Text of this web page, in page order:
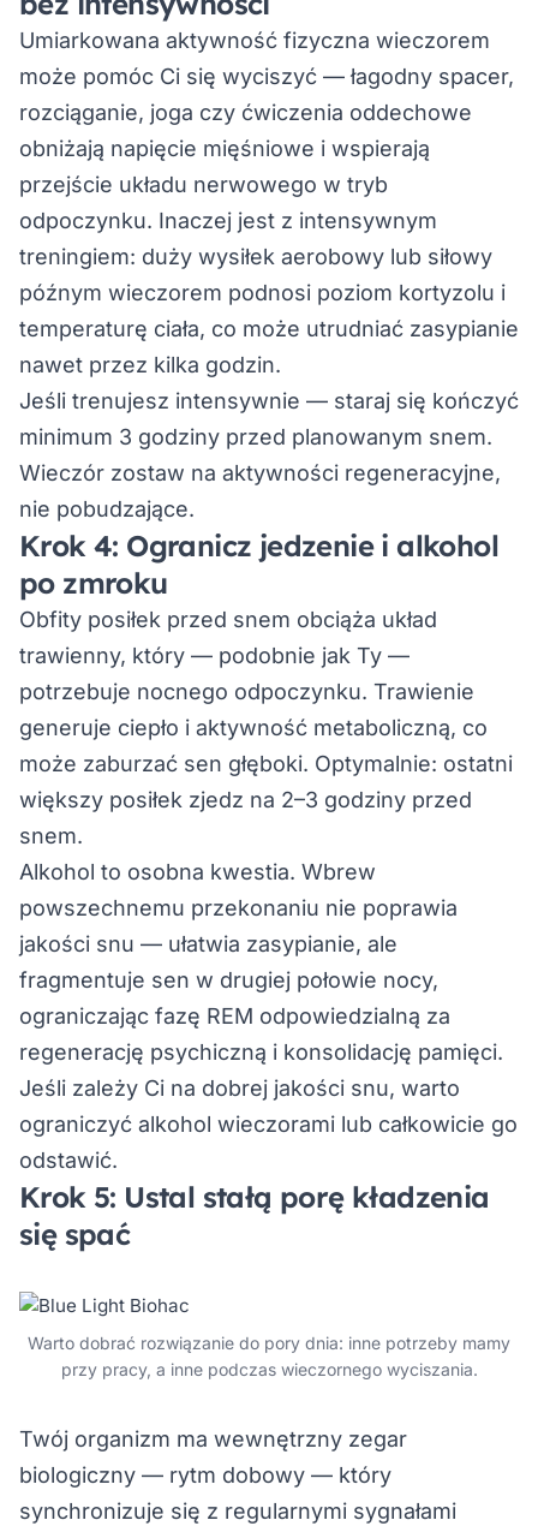
Umiarkowana aktywność fizyczna wieczorem
może pomóc Ci się wyciszyć — łagodny spacer,
rozciąganie, joga czy ćwiczenia oddechowe
obniżają napięcie mięśniowe i wspierają
przejście układu nerwowego w tryb
odpoczynku. Inaczej jest z intensywnym
treningiem: duży wysiłek aerobowy lub siłowy
późnym wieczorem podnosi poziom kortyzolu i
temperaturę ciała, co może utrudniać zasypianie
nawet przez kilka godzin.
Jeśli trenujesz intensywnie — staraj się kończyć
minimum 3 godziny przed planowanym snem.
Wieczór zostaw na aktywności regeneracyjne,
nie pobudzające.
Krok 4: Ogranicz jedzenie i alkohol
po zmroku
Obfity posiłek przed snem obciąża układ
trawienny, który — podobnie jak Ty —
potrzebuje nocnego odpoczynku. Trawienie
generuje ciepło i aktywność metaboliczną, co
może zaburzać sen głęboki. Optymalnie: ostatni
większy posiłek zjedz na 2–3 godziny przed
snem.
Alkohol to osobna kwestia. Wbrew
powszechnemu przekonaniu nie poprawia
jakości snu — ułatwia zasypianie, ale
fragmentuje sen w drugiej połowie nocy,
ograniczając fazę REM odpowiedzialną za
regenerację psychiczną i konsolidację pamięci.
Jeśli zależy Ci na dobrej jakości snu, warto
ograniczyć alkohol wieczorami lub całkowicie go
odstawić.
Krok 5: Ustal stałą porę kładzenia
się spać
Warto dobrać rozwiązanie do pory dnia: inne potrzeby mamy
przy pracy, a inne podczas wieczornego wyciszania.
Twój organizm ma wewnętrzny zegar
biologiczny — rytm dobowy — który
synchronizuje się z regularnymi sygnałami